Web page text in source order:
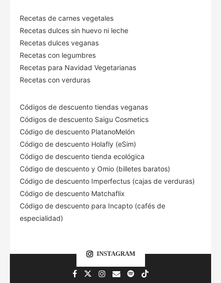
Recetas de carnes vegetales
Recetas dulces sin huevo ni leche
Recetas dulces veganas
Recetas con legumbres
Recetas para Navidad Vegetarianas
Recetas con verduras
Códigos de descuento tiendas veganas
Códigos de descuento Saigu Cosmetics
Código de descuento PlatanoMelón
Código de descuento Holafly (eSim)
Código de descuento tienda ecológica
Código de descuento y Omio (billetes baratos)
Código de descuento Imperfectus (cajas de verduras)
Código de descuento Matchaflix
Código de descuento para Incapto (cafés de
especialidad)
INSTAGRAM